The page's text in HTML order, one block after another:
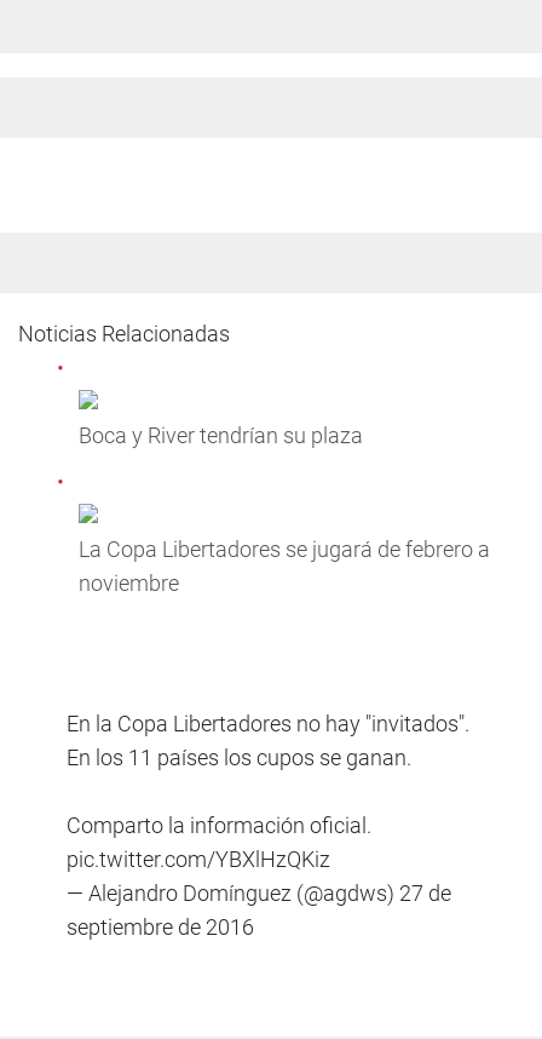
Noticias Relacionadas
Boca y River tendrían su plaza
La Copa Libertadores se jugará de febrero a
noviembre
En la Copa Libertadores no hay "invitados".
En los 11 países los cupos se ganan.
Comparto la información oficial.
pic.twitter.com/YBXlHzQKiz
— Alejandro Domínguez (@agdws) 27 de
septiembre de 2016